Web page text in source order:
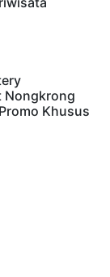
Nongkrong
Khusus